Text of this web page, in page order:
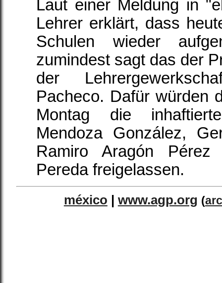
Laut einer Meldung in
Lehrer erklärt, dass
Schulen wieder
zumindest sagt das der
der
Pacheco. Dafür würden
Montag die
Mendoza González,
Ramiro Aragón
Pereda freigelassen.
méxico | www.agp.org (